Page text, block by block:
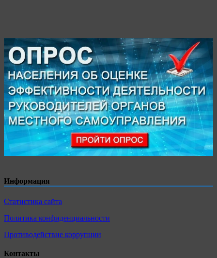
Информация
Статистика сайта
Политика конфиденциальности
Противодействие коррупции
Контакты